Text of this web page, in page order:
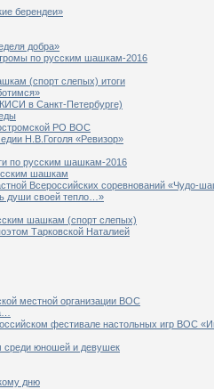
берендеи»
добра»
по русским шашкам-2016
(спорт слепых) итоги
в Санкт-Петербурге)
РО ВОС
Н.В.Гоголя «Ревизор»
по русским шашкам-2016
шашкам
Всероссийских соревнований «Чудо-
души своей тепло…»
шашкам (спорт слепых)
Тарковской Наталией
местной организации ВОС
фестивале настольных игр ВОС
среди юношей и девушек
дню